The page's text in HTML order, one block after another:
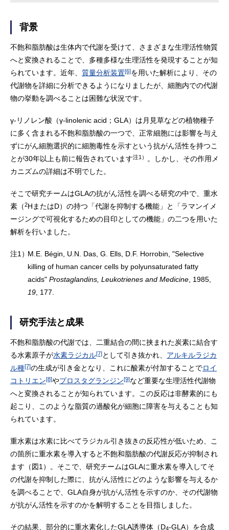
背景
不飽和脂肪酸は生体内で代謝を受けて、さまざまな生理活性物質
へと変換されることで、多種多様な生理活性を発現することが知
られています。近年、 質量分析装置[6]を用いた解析により、その
代謝物を詳細に分析できるようになりましたが、細胞内での代謝
物の挙動を調べることは困難な状況です。
γ-リノレン酸（γ-linolenic acid；GLA）は月見草などの植物種子
に多く含まれる不飽和脂肪酸の一つで、正常細胞には影響を与え
ずにがん細胞選択的に細胞毒性を示すという抗がん活性を持つこ
とが30年以上も前に報告されています注1）
。しかし、その作用メ
カニズムの詳細は不明でした。
そこで研究チームはGLAの抗がん活性を調べる研究の中で、重水
素（2HまたはD）の持つ「代謝を抑制する機能」と「ラマンイメ
ージングで可視化するための目印としての機能」の二つを用いた
解析を行いました。
注1）M.E. Bégin, U.N. Das, G. Ells, D.F. Horrobin, "Selective
killing of human cancer cells by polyunsaturated fatty
acids" Prostaglandins, Leukotrienes and Medicine, 1985,
19, 177.
研究手法と成果
不飽和脂肪酸の代謝では、二重結合の間に挟まれた炭素に結合す
る水素原子が水素ラジカル[7]として引き抜かれ、 アルキルラジカ
ル種[7]の生成が引き金となり、これに酸素が付加することでロイ
コトリエン[8]やプロスタグランジン[9]など重要な生理活性代謝物
へと変換されることが知られています。この反応は非酵素的にも
起こり、このような脂質の過酸化が細胞に障害を与えることも知
られています。
重水素は水素に比べてラジカル引き抜きの反応性が低いため、こ
の箇所に重水素を導入すると不飽和脂肪酸の代謝反応が抑制され
ます（図1）。そこで、研究チームはGLAに重水素を導入してそ
の代謝を抑制した際に、抗がん活性にどのような影響を与えるか
を調べることで、GLA自身が抗がん活性を示すのか、その代謝物
が抗がん活性を示すのかを解明することを目指しました。
その結果、部分的に重水素化したGLA誘導体（D4-GLA）を合成